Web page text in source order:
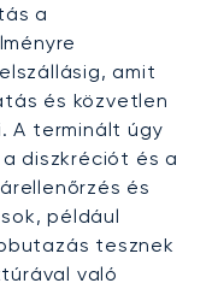
a
amit
és közvetlen
A terminált úgy
diszkréciót és a
és
például
tesznek
való